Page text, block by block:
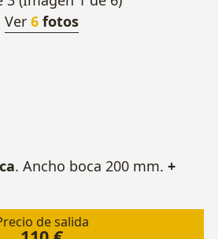
Ver 6 fotos
. Ancho boca 200 mm. +
de salida